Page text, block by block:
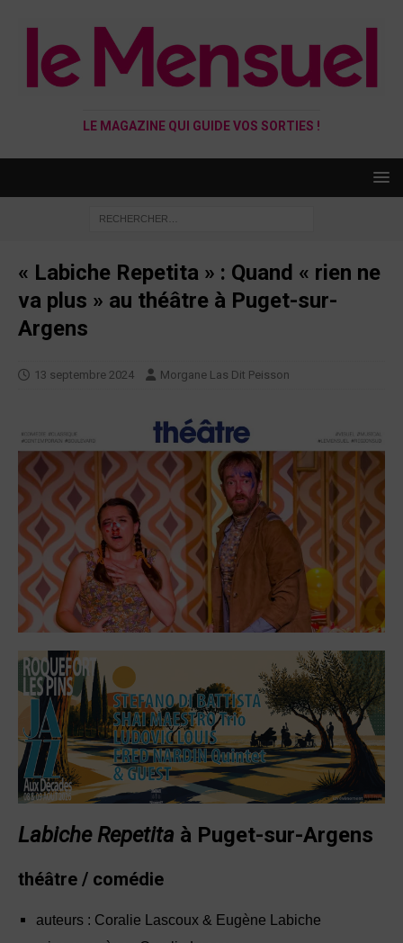
LE MAGAZINE QUI GUIDE VOS SORTIES !
« Labiche Repetita » : Quand « rien ne
va plus » au théâtre à Puget-sur-
Argens
13 septembre 2024 Morgane Las Dit Peisson
Labiche Repetita à Puget-sur-Argens
théâtre / comédie
auteurs : Coralie Lascoux & Eugène Labiche